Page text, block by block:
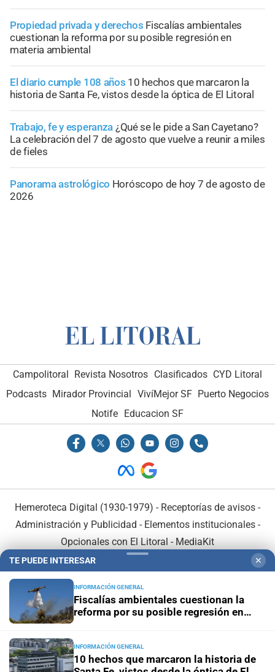
Propiedad privada y derechos Fiscalías ambientales
cuestionan la reforma por su posible regresión en
materia ambiental
El diario cumple 108 años 10 hechos que marcaron la
historia de Santa Fe, vistos desde la óptica de El Litoral
Trabajo, fe y esperanza ¿Qué se le pide a San Cayetano?
La celebración del 7 de agosto que vuelve a reunir a miles
de fieles
Panorama astrológico Horóscopo de hoy 7 de agosto de
2026
Campolitoral Revista Nosotros Clasificados CYD Litoral
Podcasts Mirador Provincial VivíMejor SF Puerto Negocios
Notife Educacion SF
Hemeroteca Digital (1930-1979) - Receptorías de avisos -
Administración y Publicidad - Elementos institucionales-
Opcionales con El Litoral - MediaKit
En Asociación con:
TE PUEDE INTERESAR ✕
INFORMACIÓN GENERAL
Fiscalías ambientales cuestionan la
reforma por su posible regresión en
INFORMACIÓN GENERAL
10 hechos que marcaron la historia de